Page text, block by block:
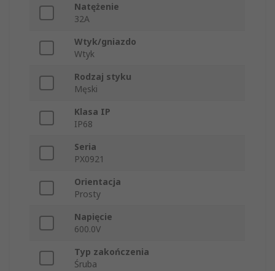
Natężenie
32A
Wtyk/gniazdo
Wtyk
Rodzaj styku
Męski
Klasa IP
IP68
Seria
PX0921
Orientacja
Prosty
Napięcie
600.0V
Typ zakończenia
Śruba